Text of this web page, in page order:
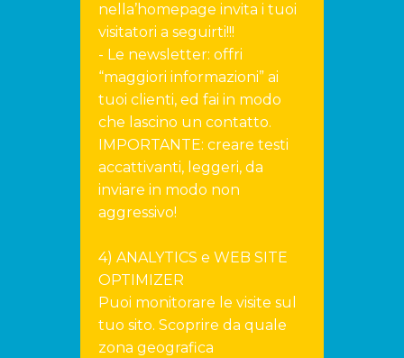
nella’homepage invita i tuoi
visitatori a seguirti!!!
- Le newsletter: offri
“maggiori informazioni” ai
tuoi clienti, ed fai in modo
che lascino un contatto.
IMPORTANTE: creare testi
accattivanti, leggeri, da
inviare in modo non
aggressivo!
4) ANALYTICS e WEB SITE
OPTIMIZER
Puoi monitorare le visite sul
tuo sito. Scoprire da quale
zona geografica